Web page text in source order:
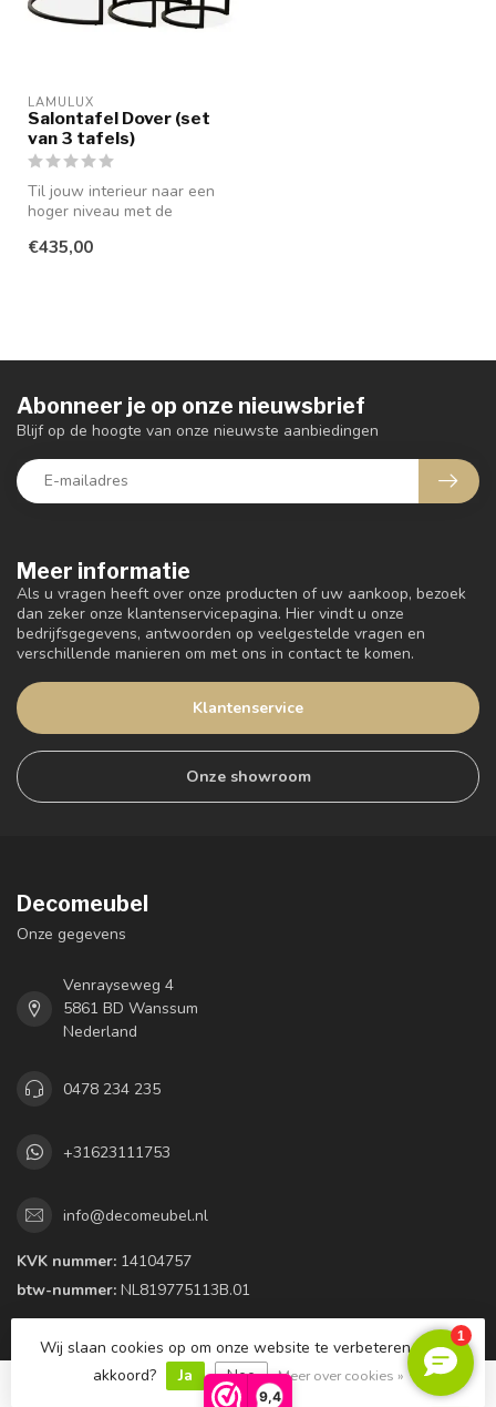
9,4€435,00
LAMULUX
Salontafel Dover (set
van 3 tafels)
Til jouw interieur naar een
hoger niveau met de
Dover. De...
€435,00
Meer informatie
Als u vragen heeft over onze producten of uw aankoop, bezoek
dan zeker onze klantenservicepagina. Hier vindt u onze
bedrijfsgegevens, antwoorden op veelgestelde vragen en
verschillende manieren om met ons in contact te komen.
Klantenservice
Onze showroom
Abonneer je op onze nieuwsbrief
Blijf op de hoogte van onze nieuwste aanbiedingen
Decomeubel
Onze gegevens
Venrayseweg 4
5861 BD Wanssum
Nederland
0478 234 235
+31623111753
info@decomeubel.nl
KVK nummer: 14104757
btw-nummer: NL819775113B.01
Categorieën
Wij slaan cookies op om onze website te verbeteren. Is dat
akkoord?
Ja Nee Meer over cookies »